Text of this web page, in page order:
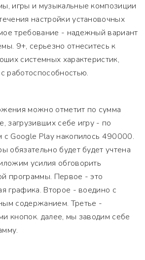
игры и музыкальные композиции
настройки установочных
требование - надежный вариант
9+, серьезно отнеситесь к
системных характеристик,
работоспособностью.
можно отметит по сумма
загрузивших себе игру - по
с Google Play накопилось 490000.
обязательно будет будет учтена
усилия обговорить
программы. Первое - это
графика. Второе - воедино с
содержанием. Третье -
кнопок. далее, мы заводим себе